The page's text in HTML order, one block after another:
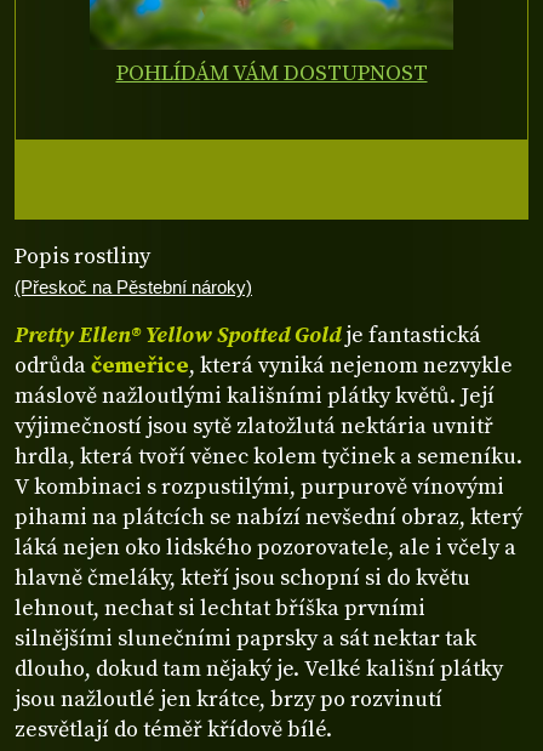
Popis rostliny
(Přeskoč na Pěstební nároky)
Pretty Ellen® Yellow Spotted Goldje fantastická
odrůdačemeřice, která vyniká nejenom nezvykle
máslově nažloutlými kališními plátky květů. Její
výjimečností jsou sytě zlatožlutá nektária uvnitř
hrdla, která tvoří věnec kolem tyčinek a semeníku.
V kombinaci s rozpustilými, purpurově vínovými
pihami na plátcích se nabízí nevšední obraz, který
láká nejen oko lidského pozorovatele, ale i včely a
hlavně čmeláky, kteří jsou schopní si do květu
lehnout, nechat si lechtat bříška prvními
silnějšími slunečními paprsky a sát nektar tak
dlouho, dokud tam nějaký je. Velké kališní plátky
jsou nažloutlé jen krátce, brzy po rozvinutí
zesvětlají do téměř křídově bílé.
POHLÍDÁM VÁM DOSTUPNOST